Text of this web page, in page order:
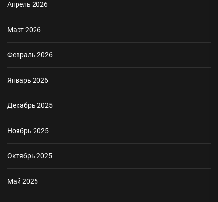
Апрель 2026
Март 2026
Февраль 2026
Январь 2026
Декабрь 2025
Ноябрь 2025
Октябрь 2025
Май 2025